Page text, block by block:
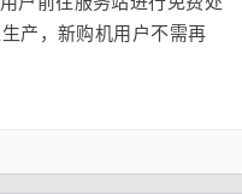
产，新购机用户不需再